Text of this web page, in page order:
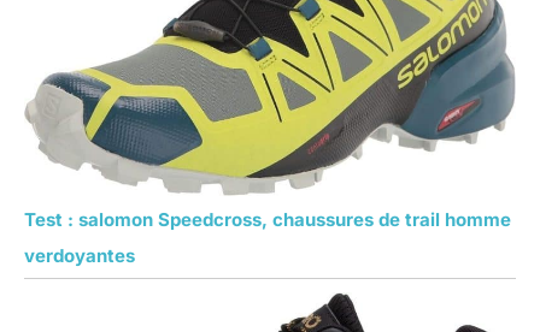
Test : salomon Speedcross, chaussures de trail homme
verdoyantes